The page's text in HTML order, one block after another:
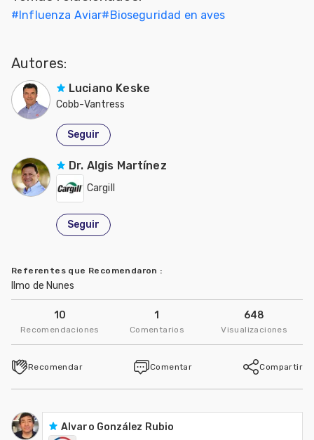
#Influenza Aviar#Bioseguridad en aves
Autores:
Luciano Keske
Cobb-Vantress
Seguir
Dr. Algis Martínez
Cargill
Seguir
Referentes que Recomendaron :
Ilmo de Nunes
10
Recomendaciones
1
Comentarios
648
Visualizaciones
Recomendar Comentar Compartir
Alvaro González Rubio